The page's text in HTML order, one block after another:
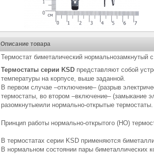
Описание товара
Термостат биметалический нормальнозамкнутый
Термостаты серии KSD представляют собой
температуры на корпусе, выше заданной.
В первом случае –отключение– (разрыв
термостаты, во втором –включение– (замыкание
разомкнутыеили нормально-открытые термостаты.
Принцип работы нормально-открытого (НО)
В термостатах серии KSD применяются
В нормальном состоянии пары биметаллических